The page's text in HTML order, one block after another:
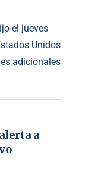
el jueves
Unidos
adicionales
a